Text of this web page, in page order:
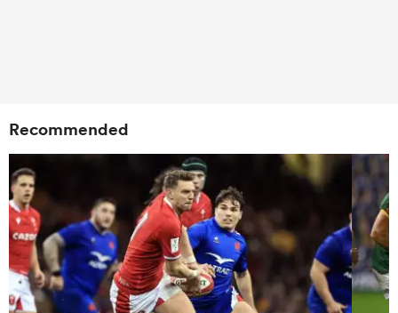
Recommended